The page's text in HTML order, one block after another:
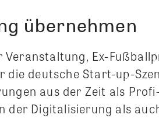
übernehmen
Ex-
die deutsche Start-up-
aus der Zeit als
der Digitalisierung als